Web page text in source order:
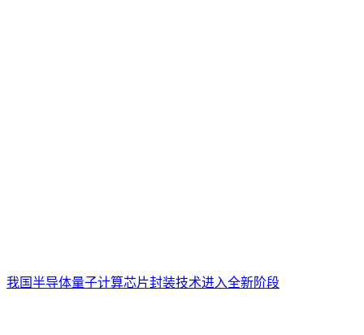
我国半导体量子计算芯片封装技术进入全新阶段